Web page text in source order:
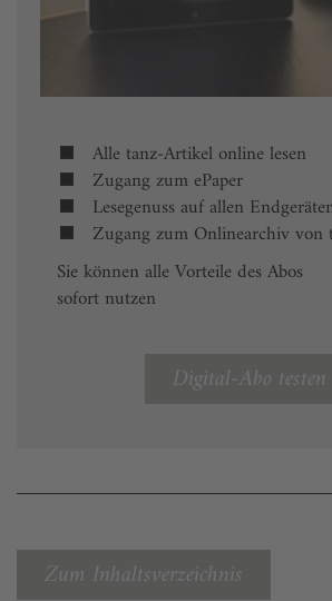
Alle tanz-Artikel online lesen
Zugang zum ePaper
Lesegenuss auf allen
Zugang zum Onlinearchiv von
Sie können alle Vorteile des Abos
sofort nutzen
Digital-Abo testen
Zum Inhaltsverzeichnis